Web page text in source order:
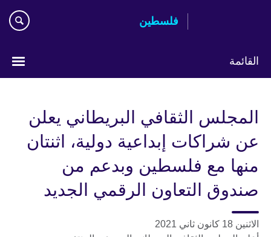
فلسطين
القائمة
language
المجلس الثقافي البريطاني يعلن
عن شراكات إبداعية دولية، اثنتان
منها مع فلسطين وبدعم من
صندوق التعاون الرقمي الجديد
الاثنين 18 كانون ثاني 2021